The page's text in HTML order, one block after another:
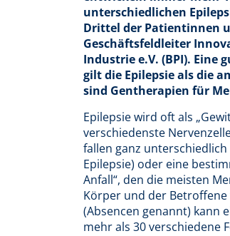
unterschiedlichen
Drittel der Patientinnen
Geschäftsfeldleiter
Industrie e.V. (BPI). Eine
gilt die Epilepsie als die
sind Gentherapien für
Epilepsie wird oft als
verschiedenste
fallen ganz
Epilepsie) oder eine
Anfall“, den die meisten
Körper und der Betroffene
(Absencen genannt) kann
mehr als 30 verschiedene